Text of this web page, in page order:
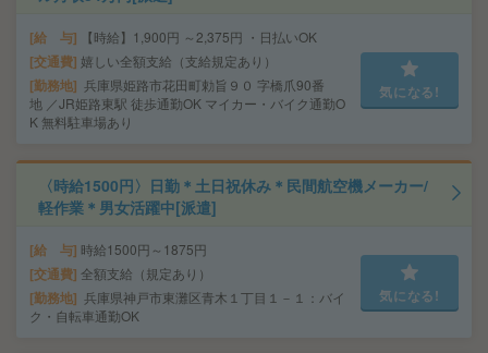
給 与 【時給】1,900円 ～2,375円 ・日払いOK
交通費 嬉しい全額支給（支給規定あり）
勤務地 兵庫県姫路市花田町勅旨９０ 字橋爪90番
地 ／JR姫路東駅 徒歩通勤OK マイカー・バイク通勤O
K 無料駐車場あり
気になる!
〈時給1500円〉日勤＊土日祝休み＊民間航空機メーカー/
軽作業＊男女活躍中[派遣]
給 与 時給1500円～1875円
交通費 全額支給（規定あり）
勤務地 兵庫県神戸市東灘区青木１丁目１－１：バイ
ク・自転車通勤OK
気になる!